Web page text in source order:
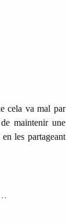
cela va mal par
maintenir une
les partageant